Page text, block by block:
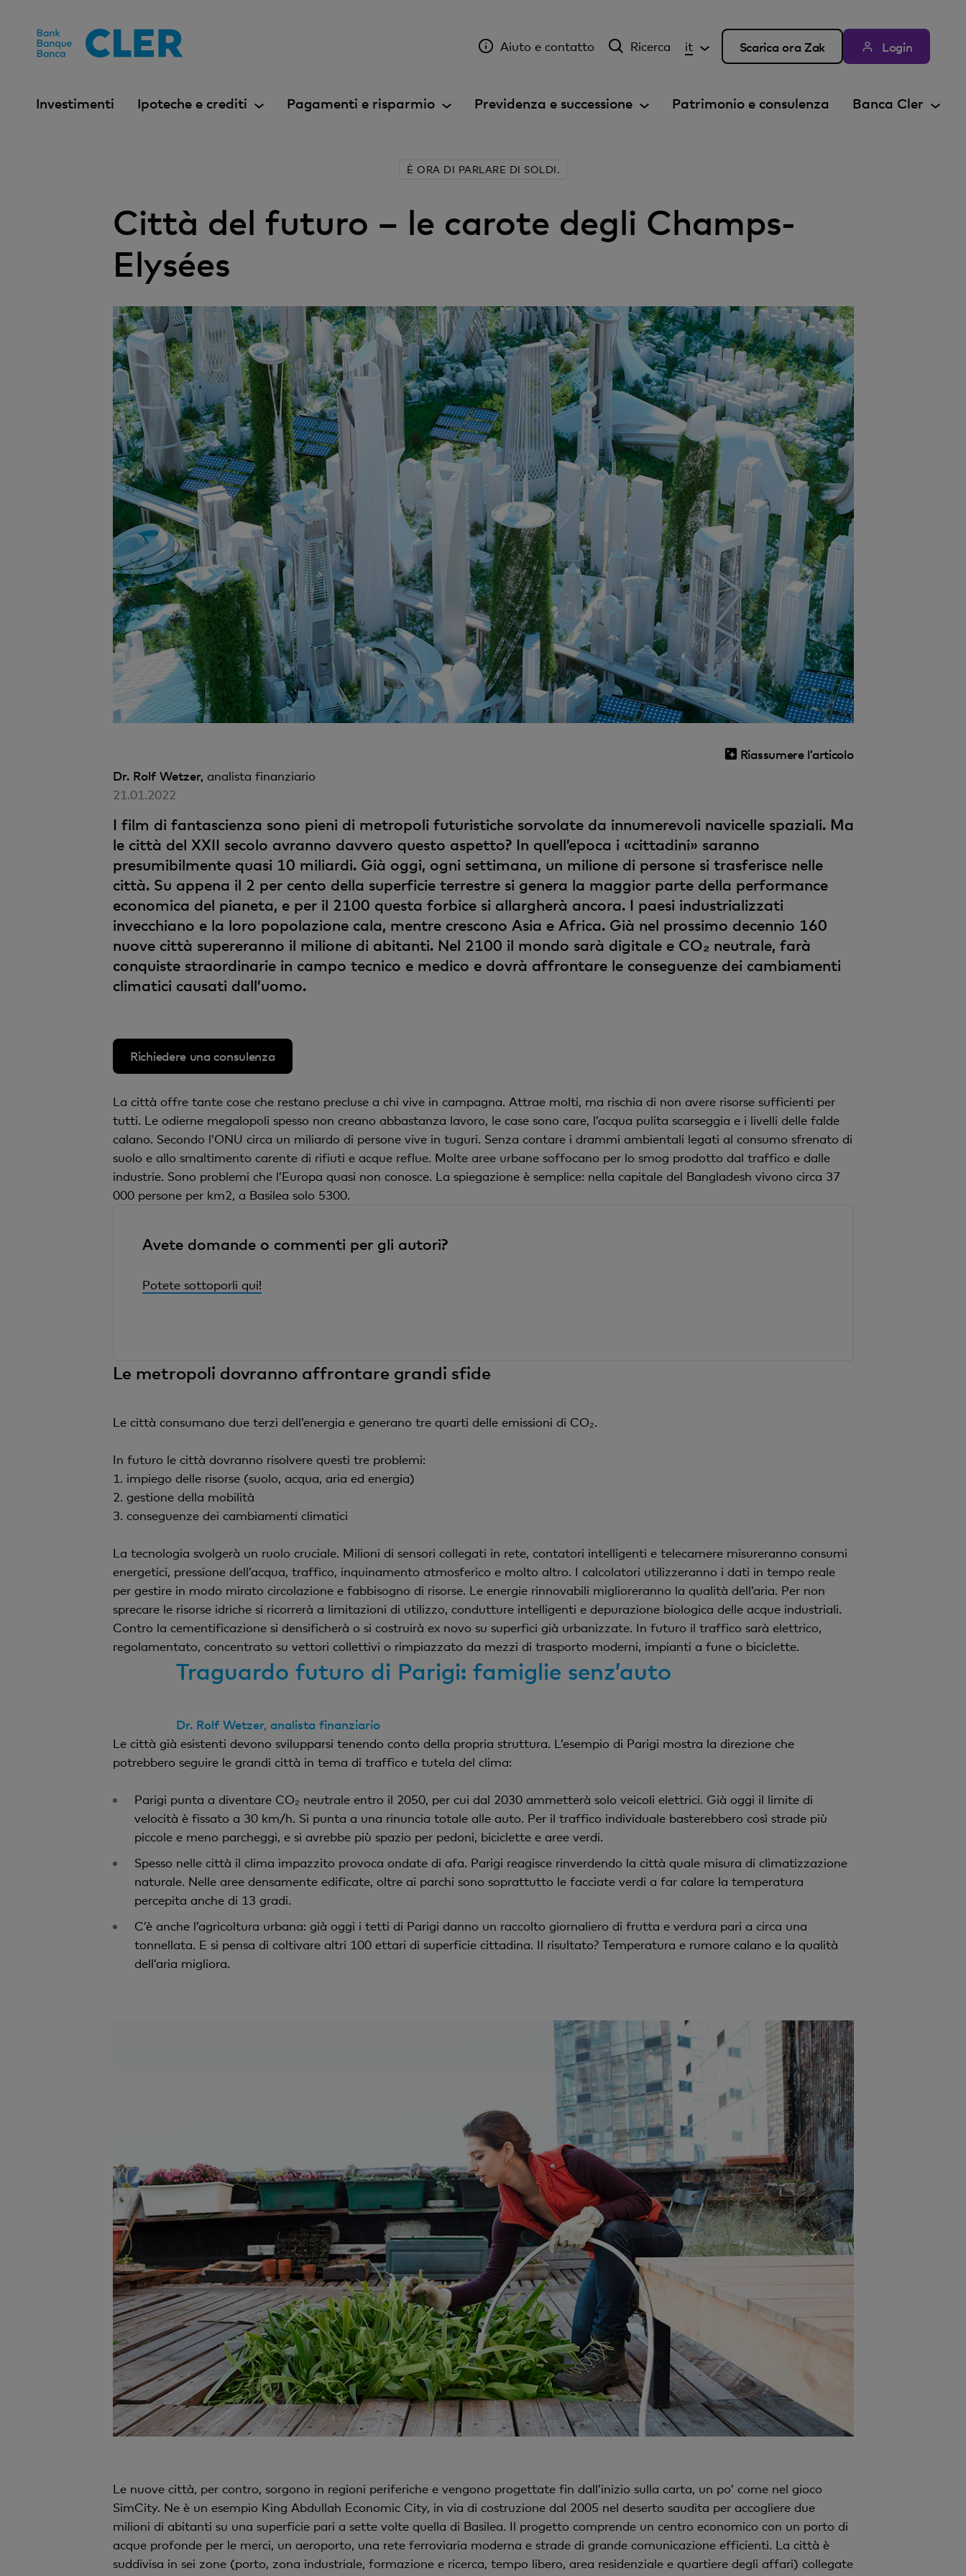
Aiuto e contatto Ricerca it Scarica ora Zak Login
Investimenti Ipoteche e crediti Pagamenti e risparmio Previdenza e successione Patrimonio e consulenza Banca Cler
È ORA DI PARLARE DI SOLDI.
Città del futuro – le carote degli Champs-
Elysées
Riassumere l’articolo
Dr. Rolf Wetzer, analista finanziario
21.01.2022
I film di fantascienza sono pieni di metropoli futuristiche sorvolate da innumerevoli navicelle spaziali. Ma
le città del XXII secolo avranno davvero questo aspetto? In quell’epoca i «cittadini» saranno
presumibilmente quasi 10 miliardi. Già oggi, ogni settimana, un milione di persone si trasferisce nelle
città. Su appena il 2 per cento della superficie terrestre si genera la maggior parte della performance
economica del pianeta, e per il 2100 questa forbice si allargherà ancora. I paesi industrializzati
invecchiano e la loro popolazione cala, mentre crescono Asia e Africa. Già nel prossimo decennio 160
nuove città supereranno il milione di abitanti. Nel 2100 il mondo sarà digitale e CO₂ neutrale, farà
conquiste straordinarie in campo tecnico e medico e dovrà affrontare le conseguenze dei cambiamenti
climatici causati dall’uomo.
Richiedere una consulenza
La città offre tante cose che restano precluse a chi vive in campagna. Attrae molti, ma rischia di non avere risorse sufficienti per
tutti. Le odierne megalopoli spesso non creano abbastanza lavoro, le case sono care, l’acqua pulita scarseggia e i livelli delle falde
calano. Secondo l’ONU circa un miliardo di persone vive in tuguri. Senza contare i drammi ambientali legati al consumo sfrenato di
suolo e allo smaltimento carente di rifiuti e acque reflue. Molte aree urbane soffocano per lo smog prodotto dal traffico e dalle
industrie. Sono problemi che l’Europa quasi non conosce. La spiegazione è semplice: nella capitale del Bangladesh vivono circa 37
000 persone per km2, a Basilea solo 5300.
Avete domande o commenti per gli autori?
Potete sottoporli qui!
Le metropoli dovranno affrontare grandi sfide
Le città consumano due terzi dell’energia e generano tre quarti delle emissioni di CO₂.
In futuro le città dovranno risolvere questi tre problemi:
1. impiego delle risorse (suolo, acqua, aria ed energia)
2. gestione della mobilità
3. conseguenze dei cambiamenti climatici
La tecnologia svolgerà un ruolo cruciale. Milioni di sensori collegati in rete, contatori intelligenti e telecamere misureranno consumi
energetici, pressione dell’acqua, traffico, inquinamento atmosferico e molto altro. I calcolatori utilizzeranno i dati in tempo reale
per gestire in modo mirato circolazione e fabbisogno di risorse. Le energie rinnovabili miglioreranno la qualità dell’aria. Per non
sprecare le risorse idriche si ricorrerà a limitazioni di utilizzo, condutture intelligenti e depurazione biologica delle acque industriali.
Contro la cementificazione si densificherà o si costruirà ex novo su superfici già urbanizzate. In futuro il traffico sarà elettrico,
regolamentato, concentrato su vettori collettivi o rimpiazzato da mezzi di trasporto moderni, impianti a fune o biciclette.
Traguardo futuro di Parigi: famiglie senz’auto
Dr. Rolf Wetzer, analista finanziario
Le città già esistenti devono svilupparsi tenendo conto della propria struttura. L’esempio di Parigi mostra la direzione che
potrebbero seguire le grandi città in tema di traffico e tutela del clima:
Parigi punta a diventare CO₂ neutrale entro il 2050, per cui dal 2030 ammetterà solo veicoli elettrici. Già oggi il limite di
velocità è fissato a 30 km/h. Si punta a una rinuncia totale alle auto. Per il traffico individuale basterebbero così strade più
piccole e meno parcheggi, e si avrebbe più spazio per pedoni, biciclette e aree verdi.
Spesso nelle città il clima impazzito provoca ondate di afa. Parigi reagisce rinverdendo la città quale misura di climatizzazione
naturale. Nelle aree densamente edificate, oltre ai parchi sono soprattutto le facciate verdi a far calare la temperatura
percepita anche di 13 gradi.
C’è anche l’agricoltura urbana: già oggi i tetti di Parigi danno un raccolto giornaliero di frutta e verdura pari a circa una
tonnellata. E si pensa di coltivare altri 100 ettari di superficie cittadina. Il risultato? Temperatura e rumore calano e la qualità
dell’aria migliora.
Le nuove città, per contro, sorgono in regioni periferiche e vengono progettate fin dall’inizio sulla carta, un po’ come nel gioco
SimCity. Ne è un esempio King Abdullah Economic City, in via di costruzione dal 2005 nel deserto saudita per accogliere due
milioni di abitanti su una superficie pari a sette volte quella di Basilea. Il progetto comprende un centro economico con un porto di
acque profonde per le merci, un aeroporto, una rete ferroviaria moderna e strade di grande comunicazione efficienti. La città è
suddivisa in sei zone (porto, zona industriale, formazione e ricerca, tempo libero, area residenziale e quartiere degli affari) collegate